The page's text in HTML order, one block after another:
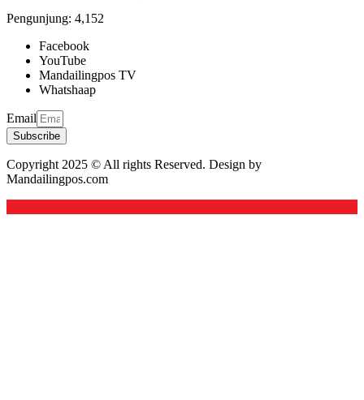
Pengunjung: 4,152
Facebook
YouTube
Mandailingpos TV
Whatshaap
Email
Subscribe
Copyright 2025 © All rights Reserved. Design by
Mandailingpos.com